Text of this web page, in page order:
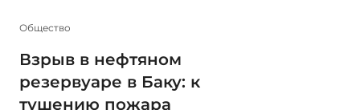
Общество
Взрыв в нефтяном
резервуаре в Баку: к
тушению пожара